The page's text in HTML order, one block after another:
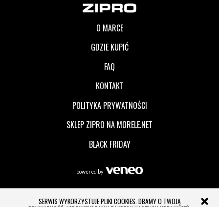
SERWIS WYKORZYSTUJE PLIKI COOKIES. DBAMY O TWOJĄ
O MARCE
GDZIE KUPIĆ
FAQ
KONTAKT
POLITYKA PRYWATNOŚCI
SKLEP ZIPRO NA MORELE.NET
BLACK FRIDAY
powered by